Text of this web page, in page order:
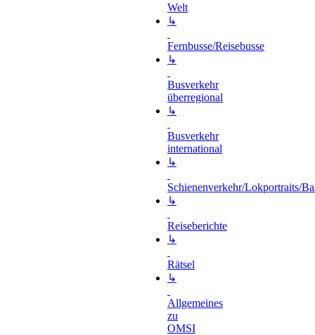
Welt
↳
Fernbusse/Reisebusse
↳
Busverkehr
überregional
↳
Busverkehr
international
↳
Schienenverkehr/Lokportraits/
↳
Reiseberichte
↳
Rätsel
↳
Allgemeines
zu
OMSI